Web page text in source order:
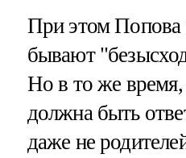
При этом Попова
бывают
Но в то же
должна быть
даже не